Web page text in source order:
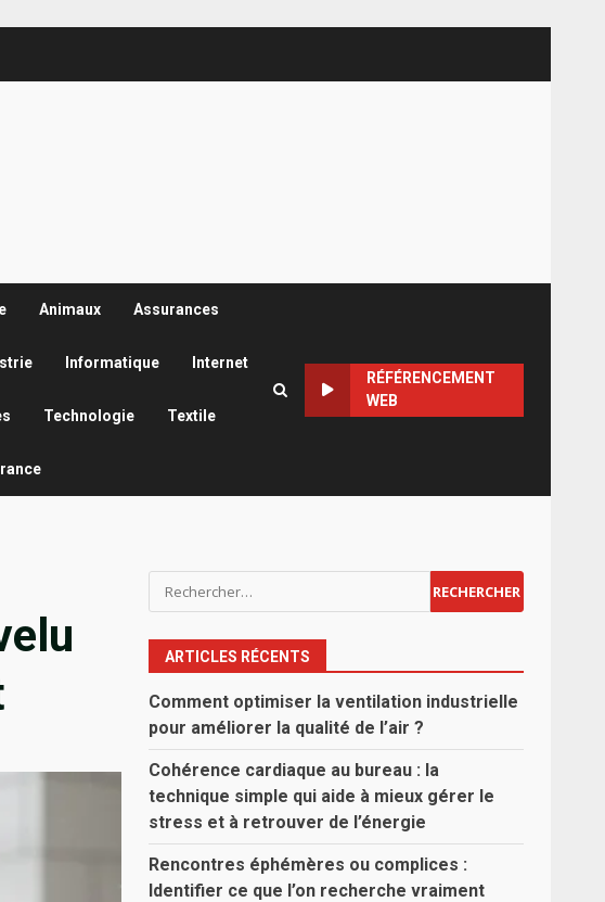
Animaux Assurances
Informatique Internet
Technologie Textile
RÉFÉRENCEMENT
WEB
Rechercher :
ARTICLES RÉCENTS
Comment optimiser la ventilation industrielle
pour améliorer la qualité de l’air ?
Cohérence cardiaque au bureau : la
technique simple qui aide à mieux gérer le
stress et à retrouver de l’énergie
Rencontres éphémères ou complices :
Identifier ce que l’on recherche vraiment